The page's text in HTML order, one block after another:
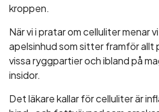
kroppen.
När vi i pratar om celluliter menar
apelsinhud som sitter framför allt
vissa ryggpartier och ibland på
insidor.
Det läkare kallar för celluliter är